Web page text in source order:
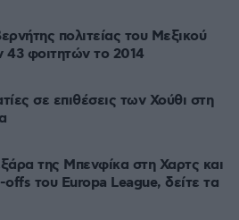
πολιτείας του Μεξικού
43 φοιτητών το 2014
σε επιθέσεις των Χούθι στη
της Μπενφίκα στη Χαρτς και
του Europa League, δείτε τα